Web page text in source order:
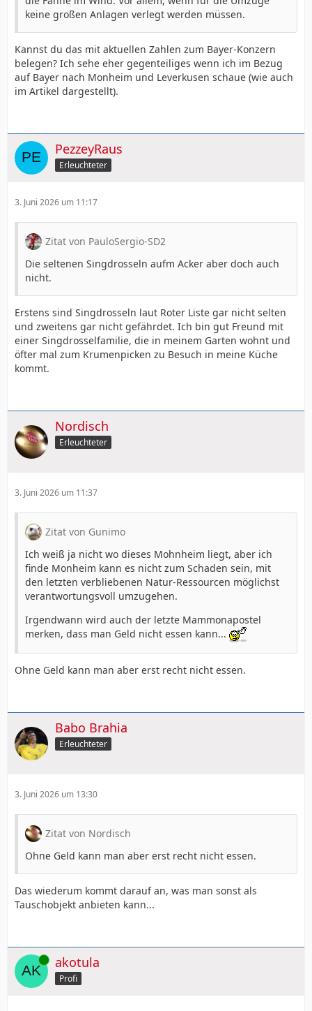
und Artenschutz einsetzen.
keine großen Anlagen verlegt werden müssen.
Kannst du das mit aktuellen Zahlen zum Bayer-Konzern
belegen? Ich sehe eher gegenteiliges wenn ich im Bezug
auf Bayer nach Monheim und Leverkusen schaue (wie auch
im Artikel dargestellt).
PezzeyRaus
Erleuchteter
3. Juni 2026 um 11:17
Zitat von PauloSergio-SD2
Die seltenen Singdrosseln aufm Acker aber doch auch
nicht.
Erstens sind Singdrosseln laut Roter Liste gar nicht selten
und zweitens gar nicht gefährdet. Ich bin gut Freund mit
einer Singdrosselfamilie, die in meinem Garten wohnt und
öfter mal zum Krumenpicken zu Besuch in meine Küche
kommt.
Nordisch
Erleuchteter
3. Juni 2026 um 11:37
Zitat von Gunimo
Ich weiß ja nicht wo dieses Mohnheim liegt, aber ich
finde Monheim kann es nicht zum Schaden sein, mit
den letzten verbliebenen Natur-Ressourcen möglichst
verantwortungsvoll umzugehen.
Irgendwann wird auch der letzte Mammonapostel
merken, dass man Geld nicht essen kann...
Ohne Geld kann man aber erst recht nicht essen.
Babo Brahia
Erleuchteter
3. Juni 2026 um 13:30
Zitat von Nordisch
Ohne Geld kann man aber erst recht nicht essen.
Das wiederum kommt darauf an, was man sonst als
Tauschobjekt anbieten kann...
Online akotula
Profi